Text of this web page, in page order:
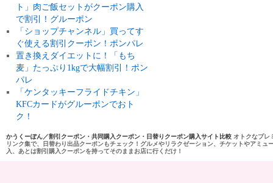
ト」肉ご飯セットがクーポン購入
で割引！グルーポン
「ショップチャンネル」買ってす
ぐ使える割引クーポン！ポンパレ
置き換えダイエットに！「もち
麦」たっぷり1kgで大幅割引！ポン
パレ
「ケンタッキーフライドチキン」
KFCカードがグルーポンでおト
ク！
かうくーぽん／割引クーポン・共同購入クーポン・日替りクーポン購入サイト比較 オトクなプレ
リンク集で、日替わり出品クーポンもチェック！グルメやリラクゼーション、チケットやアミ
入、あとは割引購入クーポンを持ってそのままお店に行くだけ！